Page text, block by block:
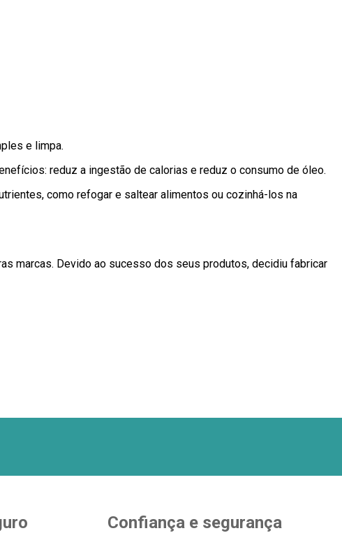
e limpa.
reduz a ingestão de calorias e reduz o consumo de óleo.
como refogar e saltear alimentos ou cozinhá-los na
marcas. Devido ao sucesso dos seus produtos, decidiu fabricar
Confiança e segurança